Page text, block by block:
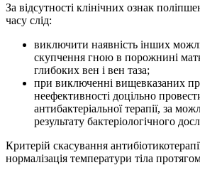
За відсутності клінічних ознак
часу слід:
виключити наявність інших
скупчення гною в порожнині
глибоких вен і вен таза;
при виключенні вищевказаних
неефективності доцільно
антибактеріальної терапії, за
результату бактеріологічного
Критерій скасування
нормалізація температури тіла